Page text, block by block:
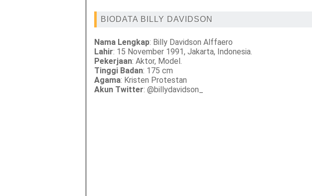
BIODATA BILLY DAVIDSON
Nama Lengkap: Billy Davidson Alffaero
Lahir: 15 November 1991, Jakarta, Indonesia.
Pekerjaan: Aktor, Model.
Tinggi Badan: 175 cm
Agama: Kristen Protestan
Akun Twitter: @billydavidson_